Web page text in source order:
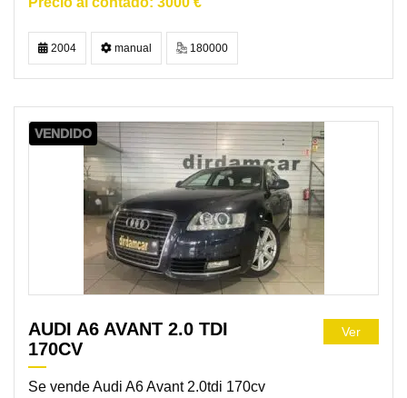
2004 manual 180000
VENDIDO
AUDI A6 AVANT 2.0 TDI
170CV
Se vende Audi A6 Avant 2.0tdi 170cv
Ver